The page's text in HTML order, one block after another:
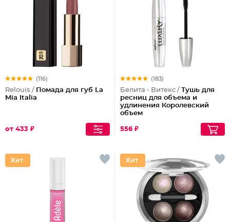
(116)
Relouis / Помада для губ La
Mia Italia
от 433 ₽
(183)
Белита - Витекс / Тушь для
ресниц для объема и
удлинения Королевский
объем
556 ₽